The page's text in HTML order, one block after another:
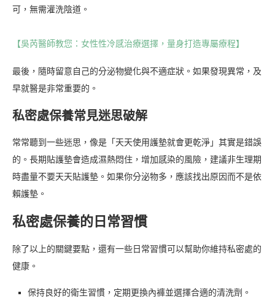
可，無需灌洗陰道。
【吳芮醫師教您：女性性冷感治療選擇，量身打造專屬療程】
最後，隨時留意自己的分泌物變化與不適症狀。如果發現異常，及
早就醫是非常重要的。
私密處保養常見迷思破解
常常聽到一些迷思，像是「天天使用護墊就會更乾淨」其實是錯誤
的。長期貼護墊會造成濕熱悶住，增加感染的風險，建議非生理期
時盡量不要天天貼護墊。如果你分泌物多，應該找出原因而不是依
賴護墊。
私密處保養的日常習慣
除了以上的關鍵要點，還有一些日常習慣可以幫助你維持私密處的
健康。
保持良好的衛生習慣，定期更換內褲並選擇合適的清洗劑。